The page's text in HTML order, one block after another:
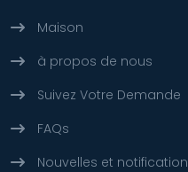
Maison
à propos de nous
Suivez Votre Demande
FAQs
Nouvelles et notification